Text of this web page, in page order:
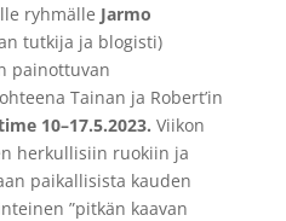
ryhmälle Jarmo
tutkija ja blogisti)
painottuvan
Tainan ja Robert’in
10–17.5.2023. Viikon
herkullisiin ruokiin ja
paikallisista kauden
”pitkän kaavan